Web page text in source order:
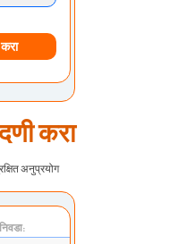
करा
अनुप्रयोग